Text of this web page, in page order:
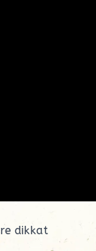
dikkat